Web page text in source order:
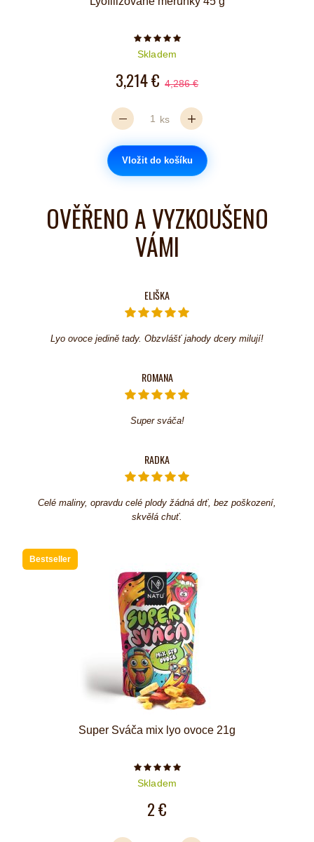
Počet hvězdiček je 5 z 5
Skladem
3,214 € 4,286 €
ks
Vložit do košíku
OVĚŘENO A VYZKOUŠENO
VÁMI
ELIŠKA
Lyo ovoce jedině tady. Obzvlášť jahody dcery milují!
ROMANA
Super sváča!
RADKA
Celé maliny, opravdu celé plody žádná drť, bez poškození,
skvělá chuť.
Bestseller
Super Sváča mix lyo ovoce 21g
Počet hvězdiček je 5 z 5
Skladem
2 €